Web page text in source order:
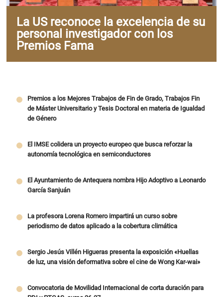
La US reconoce la excelencia de su
personal investigador con los
Premios Fama
Premios a los Mejores Trabajos de Fin de Grado, Trabajos Fin
de Máster Universitario y Tesis Doctoral en materia de Igualdad
de Género
El IMSE colidera un proyecto europeo que busca reforzar la
autonomía tecnológica en semiconductores
El Ayuntamiento de Antequera nombra Hijo Adoptivo a Leonardo
García Sanjuán
La profesora Lorena Romero impartirá un curso sobre
periodismo de datos aplicado a la cobertura climática
Sergio Jesús Villén Higueras presenta la exposición «Huellas
de luz, una visión deformativa sobre el cine de Wong Kar-wai»
Convocatoria de Movilidad Internacional de corta duración para